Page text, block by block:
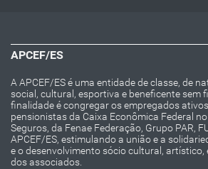
APCEF/ES
A APCEF/ES é uma entidade de classe, de
social, cultural, esportiva e beneficente sem
finalidade é congregar os empregados
pensionistas da Caixa Econômica Federal no
Seguros, da Fenae Federação, Grupo PAR,
APCEF/ES, estimulando a união e a
e o desenvolvimento sócio cultural, artístico,
dos associados.